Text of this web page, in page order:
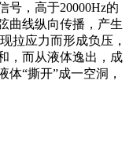
号，高于20000Hz的
曲线纵向传播，产生
拉应力而形成负压，
，而从液体逸出，成
“撕开”成一空洞，